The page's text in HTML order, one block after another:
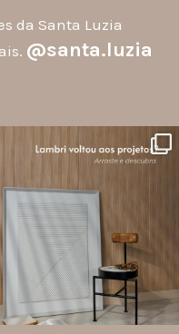
da Santa Luzia
@santa.luzia
lambri é um revestimento versátil
painéis decorativos e diversas
composições para valorizar o
ambiente!
Jul 27
86 8